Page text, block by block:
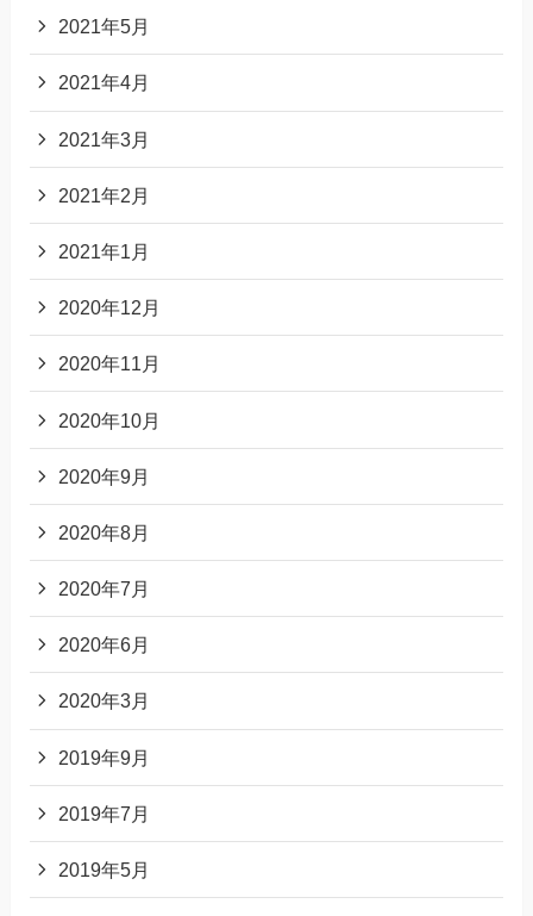
2021年5月
2021年4月
2021年3月
2021年2月
2021年1月
2020年12月
2020年11月
2020年10月
2020年9月
2020年8月
2020年7月
2020年6月
2020年3月
2019年9月
2019年7月
2019年5月